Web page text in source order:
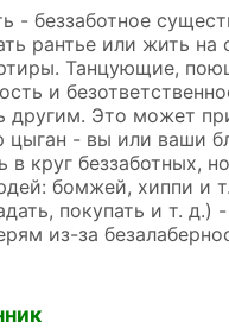
- беззаботное
рантье или жить на
Танцующие,
и
другим. Это может
цыган - вы или ваши
в круг беззаботных, но
бомжей, хиппи и
покупать и т. д.)
из-за